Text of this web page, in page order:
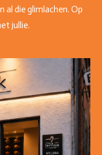
al die glimlachen. Op
jullie.